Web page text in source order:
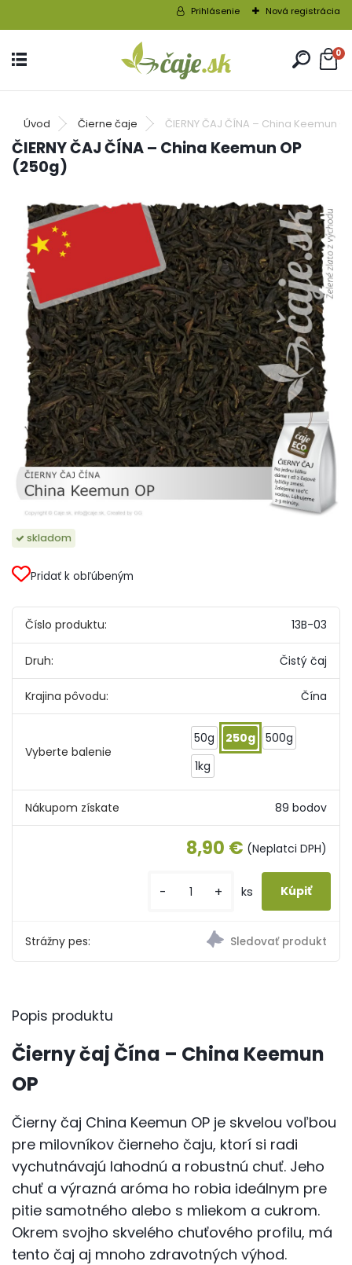
Prihlásenie Nová registrácia
0
Úvod Čierne čaje ČIERNY ČAJ ČÍNA – China Keemun
ČIERNY ČAJ ČÍNA – China Keemun OP
(250g)
skladom
Pridať k obľúbeným
Číslo produktu: 13B-03
Druh: Čistý čaj
Krajina pôvodu: Čína
Vyberte balenie
50g 250g
500g
1kg
Nákupom získate 89 bodov
8,90 € (Neplatci DPH)
Strážny pes:
- + ks
Popis produktu
Čierny čaj Čína – China Keemun
OP
Čierny čaj China Keemun OP je skvelou voľbou
pre milovníkov čierneho čaju, ktorí si radi
vychutnávajú lahodnú a robustnú chuť. Jeho
chuť a výrazná aróma ho robia ideálnym pre
pitie samotného alebo s mliekom a cukrom.
Okrem svojho skvelého chuťového profilu, má
tento čaj aj mnoho zdravotných výhod.